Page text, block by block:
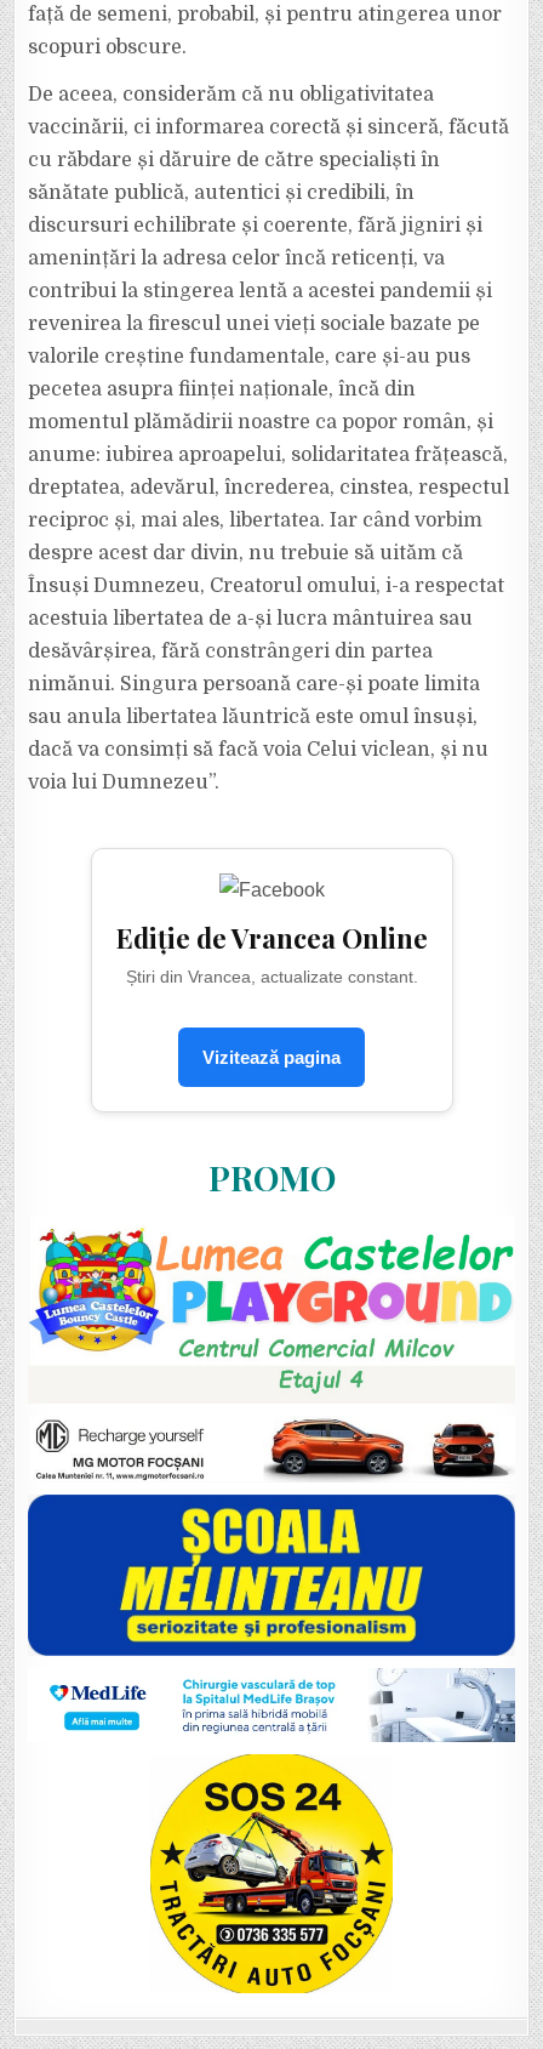
față de semeni, probabil, și pentru atingerea unor
scopuri obscure.
De aceea, considerăm că nu obligativitatea
vaccinării, ci informarea corectă și sinceră, făcută
cu răbdare și dăruire de către specialiști în
sănătate publică, autentici și credibili, în
discursuri echilibrate și coerente, fără jigniri și
amenințări la adresa celor încă reticenți, va
contribui la stingerea lentă a acestei pandemii și
revenirea la firescul unei vieți sociale bazate pe
valorile creștine fundamentale, care și-au pus
pecetea asupra ființei naționale, încă din
momentul plămădirii noastre ca popor român, și
anume: iubirea aproapelui, solidaritatea frățească,
dreptatea, adevărul, încrederea, cinstea, respectul
reciproc și, mai ales, libertatea. Iar când vorbim
despre acest dar divin, nu trebuie să uităm că
Însuși Dumnezeu, Creatorul omului, i-a respectat
acestuia libertatea de a-și lucra mântuirea sau
desăvârșirea, fără constrângeri din partea
nimănui. Singura persoană care-și poate limita
sau anula libertatea lăuntrică este omul însuși,
dacă va consimți să facă voia Celui viclean, și nu
voia lui Dumnezeu”.
Ediție de Vrancea Online
Știri din Vrancea, actualizate constant.
Vizitează pagina
PROMO